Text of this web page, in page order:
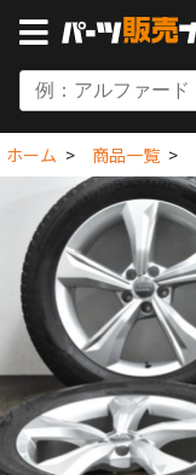
ホーム 商品一覧